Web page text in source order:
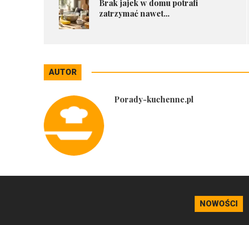
Brak jajek w domu potrafi
zatrzymać nawet...
AUTOR
Porady-kuchenne.pl
NOWOŚCI